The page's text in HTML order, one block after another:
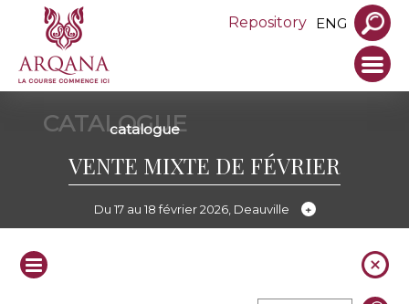
Repository ENG
CATALOGUE
catalogue
VENTE MIXTE DE FÉVRIER
Du 17 au 18 février 2026, Deauville